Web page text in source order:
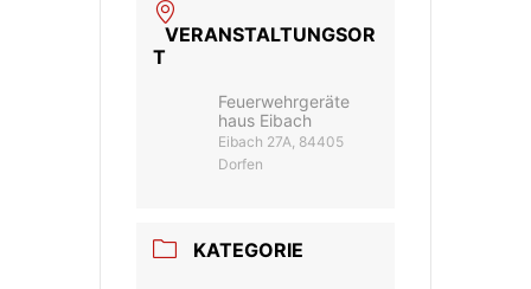
VERANSTALTUNGSOR
T
Feuerwehrgeräte
haus Eibach
Eibach 27A, 84405
Dorfen
KATEGORIE